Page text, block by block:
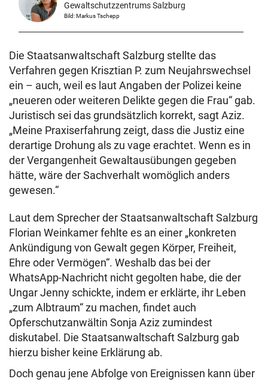
Gewaltschutzzentrums Salzburg
Bild: Markus Tschepp
Die Staatsanwaltschaft Salzburg stellte das
Verfahren gegen Krisztian P. zum Neujahrswechsel
ein – auch, weil es laut Angaben der Polizei keine
„neueren oder weiteren Delikte gegen die Frau“ gab.
Juristisch sei das grundsätzlich korrekt, sagt Aziz.
„Meine Praxiserfahrung zeigt, dass die Justiz eine
derartige Drohung als zu vage erachtet. Wenn es in
der Vergangenheit Gewaltausübungen gegeben
hätte, wäre der Sachverhalt womöglich anders
gewesen.“
Laut dem Sprecher der Staatsanwaltschaft Salzburg
Florian Weinkamer fehlte es an einer „konkreten
Ankündigung von Gewalt gegen Körper, Freiheit,
Ehre oder Vermögen“. Weshalb das bei der
WhatsApp-Nachricht nicht gegolten habe, die der
Ungar Jenny schickte, indem er erklärte, ihr Leben
„zum Albtraum“ zu machen, findet auch
Opferschutzanwältin Sonja Aziz zumindest
diskutabel. Die Staatsanwaltschaft Salzburg gab
hierzu bisher keine Erklärung ab.
Doch genau jene Abfolge von Ereignissen kann über